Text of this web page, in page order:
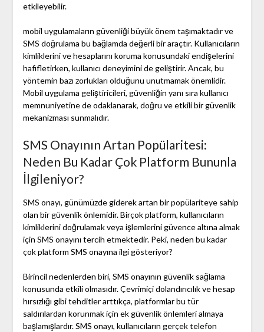
etkileyebilir.
mobil uygulamaların güvenliği büyük önem taşımaktadır ve
SMS doğrulama bu bağlamda değerli bir araçtır. Kullanıcıların
kimliklerini ve hesaplarını koruma konusundaki endişelerini
hafifletirken, kullanıcı deneyimini de geliştirir. Ancak, bu
yöntemin bazı zorlukları olduğunu unutmamak önemlidir.
Mobil uygulama geliştiricileri, güvenliğin yanı sıra kullanıcı
memnuniyetine de odaklanarak, doğru ve etkili bir güvenlik
mekanizması sunmalıdır.
SMS Onayının Artan Popülaritesi:
Neden Bu Kadar Çok Platform Bununla
İlgileniyor?
SMS onayı, günümüzde giderek artan bir popülariteye sahip
olan bir güvenlik önlemidir. Birçok platform, kullanıcıların
kimliklerini doğrulamak veya işlemlerini güvence altına almak
için SMS onayını tercih etmektedir. Peki, neden bu kadar
çok platform SMS onayına ilgi gösteriyor?
Birincil nedenlerden biri, SMS onayının güvenlik sağlama
konusunda etkili olmasıdır. Çevrimiçi dolandırıcılık ve hesap
hırsızlığı gibi tehditler arttıkça, platformlar bu tür
saldırılardan korunmak için ek güvenlik önlemleri almaya
başlamışlardır. SMS onayı, kullanıcıların gerçek telefon